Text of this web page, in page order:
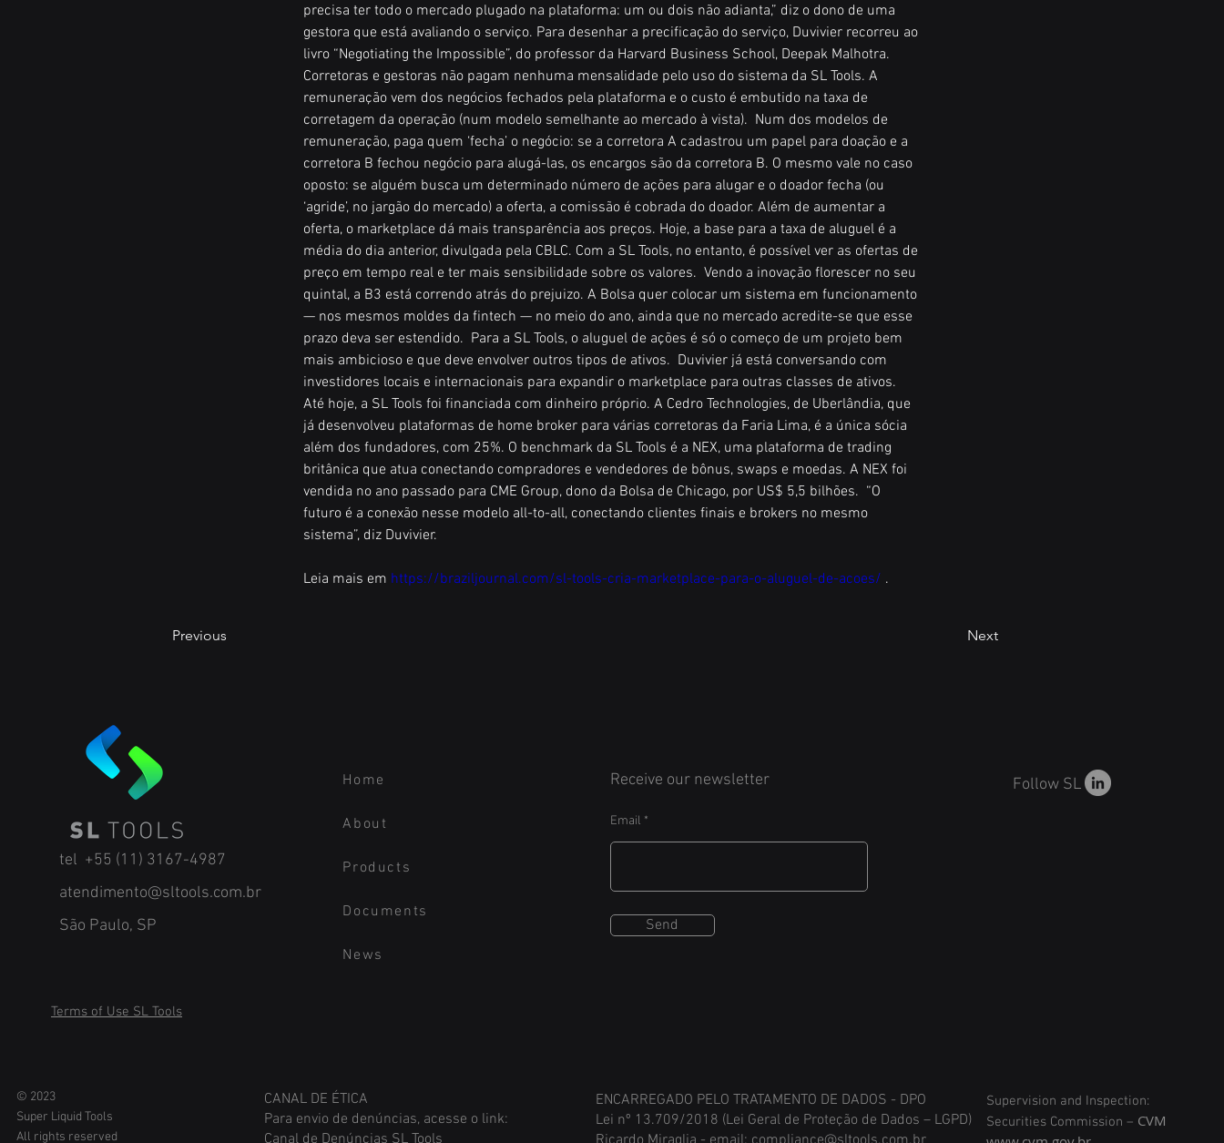
precisa ter todo o mercado plugado na plataforma: um ou dois não adianta,” diz o dono de uma
gestora que está avaliando o serviço. Para desenhar a precificação do serviço, Duvivier recorreu ao
livro “Negotiating the Impossible”, do professor da Harvard Business School, Deepak Malhotra.
Corretoras e gestoras não pagam nenhuma mensalidade pelo uso do sistema da SL Tools. A
remuneração vem dos negócios fechados pela plataforma e o custo é embutido na taxa de
corretagem da operação (num modelo semelhante ao mercado à vista).  Num dos modelos de
remuneração, paga quem ‘fecha’ o negócio: se a corretora A cadastrou um papel para doação e a
corretora B fechou negócio para alugá-las, os encargos são da corretora B. O mesmo vale no caso
oposto: se alguém busca um determinado número de ações para alugar e o doador fecha (ou
‘agride’, no jargão do mercado) a oferta, a comissão é cobrada do doador. Além de aumentar a
oferta, o marketplace dá mais transparência aos preços. Hoje, a base para a taxa de aluguel é a
média do dia anterior, divulgada pela CBLC. Com a SL Tools, no entanto, é possível ver as ofertas de
preço em tempo real e ter mais sensibilidade sobre os valores.  Vendo a inovação florescer no seu
quintal, a B3 está correndo atrás do prejuizo. A Bolsa quer colocar um sistema em funcionamento
— nos mesmos moldes da fintech — no meio do ano, ainda que no mercado acredite-se que esse
prazo deva ser estendido.  Para a SL Tools, o aluguel de ações é só o começo de um projeto bem
mais ambicioso e que deve envolver outros tipos de ativos.  Duvivier já está conversando com
investidores locais e internacionais para expandir o marketplace para outras classes de ativos.
Até hoje, a SL Tools foi financiada com dinheiro próprio. A Cedro Technologies, de Uberlândia, que
já desenvolveu plataformas de home broker para várias corretoras da Faria Lima, é a única sócia
além dos fundadores, com 25%. O benchmark da SL Tools é a NEX, uma plataforma de trading
britânica que atua conectando compradores e vendedores de bônus, swaps e moedas. A NEX foi
vendida no ano passado para CME Group, dono da Bolsa de Chicago, por US$ 5,5 bilhões.  “O
futuro é a conexão nesse modelo all-to-all, conectando clientes finais e brokers no mesmo
sistema”, diz Duvivier.
Leia mais em https://braziljournal.com/sl-tools-cria-marketplace-para-o-aluguel-de-acoes/ .
Previous Next
tel +55 (11) 3167-4987
atendimento@sltools.com.br
São Paulo, SP
Terms of Use SL Tools
© 2023
Super Liquid Tools
All rights reserved
Home
About
Products
Documents
News
Receive our newsletter
Email
Send
ENCARREGADO PELO TRATAMENTO DE DADOS - DPO
Lei nº 13.709/2018 (Lei Geral de Proteção de Dados – LGPD)
Follow SL
Supervision and Inspection:
Securities Commission – CVM
CANAL DE ÉTICA
Para envio de denúncias, acesse o link:
Canal de Denúncias SL Tools